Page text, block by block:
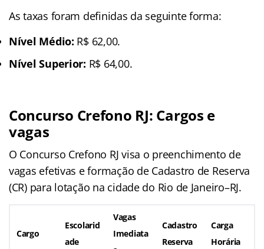
As taxas foram definidas da seguinte forma:
Nível Médio: R$ 62,00.
Nível Superior: R$ 64,00.
Concurso Crefono RJ: Cargos e
vagas
O Concurso Crefono RJ visa o preenchimento de
vagas efetivas e formação de Cadastro de Reserva
(CR) para lotação na cidade do Rio de Janeiro–RJ.
Cargo
Escolarid
ade
Vagas
Imediata
Cadastro
Reserva
Carga
Horária